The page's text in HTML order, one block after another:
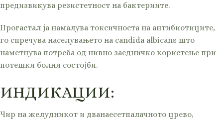
предизвикува резистетност на бактериите.
Прогастал ја намалува токсичноста на антибиотиците,
го спречува населувањето на candida albicans што
наметнува потреба од нивно заедничко користење при
потешки болни состојби.
ИНДИКАЦИИ:
Чир на желудникот и дванаесетпалачното црево,